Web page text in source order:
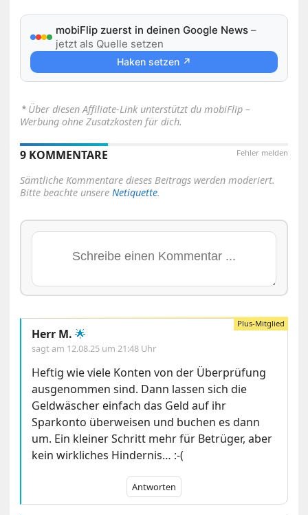
mobiFlip zuerst in deinen Google News –
jetzt als Quelle setzen
Haken setzen ↗
⋆ Über diesen Affiliate-Link unterstützt du mobiFlip –
Werbung ohne Zusatzkosten für dich.
Fehler melden
9 KOMMENTARE
Sämtliche Kommentare dieses Beitrags werden moderiert.
Bitte beachte unsereNetiquette.
Herr M. 🌟
sagt am 12.08.25 um 21:48 Uhr
Heftig wie viele Konten von der Überprüfung
ausgenommen sind. Dann lassen sich die
Geldwäscher einfach das Geld auf ihr
Sparkonto überweisen und buchen es dann
um. Ein kleiner Schritt mehr für Betrüger, aber
kein wirkliches Hindernis… :-(
Antworten